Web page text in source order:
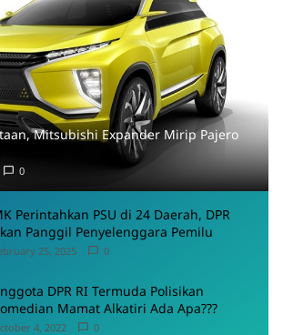
Mitsubishi Expander Mirip Pajero
0
Perintahkan PSU di 24 Daerah, DPR
Panggil Penyelenggara Pemilu
25, 2025 0
DPR RI Termuda Polisikan
Komedian Mamat Alkatiri Ada Apa???
4, 2022 0